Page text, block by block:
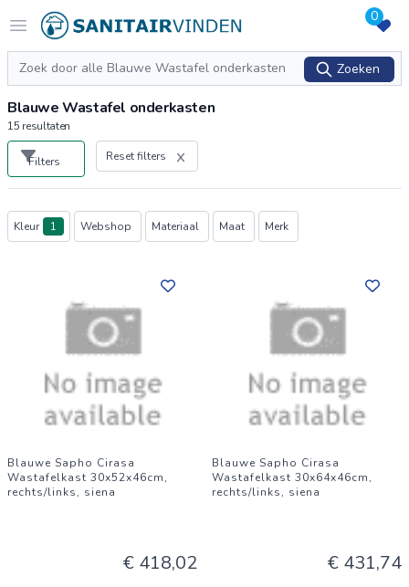
Open menu
Logo sanitairvinden.nl 0
Zoeken
Zoeken
Blauwe Wastafel onderkasten
15 resultaten
Filters Reset filters
Producten
Kleur 1 Webshop Materiaal Maat Merk
Blauwe Sapho Cirasa
Wastafelkast 30x52x46cm,
rechts/links, siena
€ 418,02
Blauwe Sapho Cirasa
Wastafelkast 30x64x46cm,
rechts/links, siena
€ 431,74